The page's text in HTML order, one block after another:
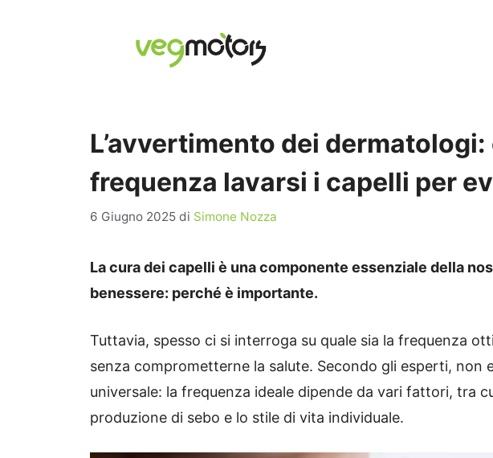
L’avvertimento dei
frequenza lavarsi i capelli per
6 Giugno 2025 di Simone Nozza
La cura dei capelli è una componente essenziale della
benessere: perché è importante.
Tuttavia, spesso ci si interroga su quale sia la frequenza
senza comprometterne la salute. Secondo gli esperti, non
universale: la frequenza ideale dipende da vari fattori, tra
produzione di sebo e lo stile di vita individuale.